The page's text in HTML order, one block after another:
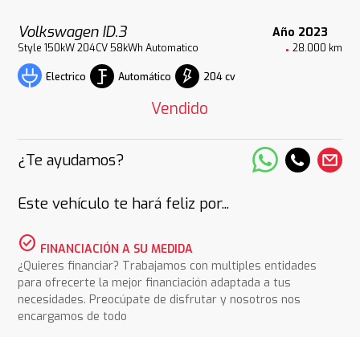
Volkswagen ID.3 Año 2023
Style 150kW 204CV 58kWh Automatico 28.000 km
Electrico Automático 204 cv
Vendido
¿Te ayudamos?
Este vehículo te hará feliz por...
check_circle FINANCIACIÓN A SU MEDIDA
¿Quieres financiar? Trabajamos con multiples entidades
para ofrecerte la mejor financiación adaptada a tus
necesidades. Preocúpate de disfrutar y nosotros nos
encargamos de todo